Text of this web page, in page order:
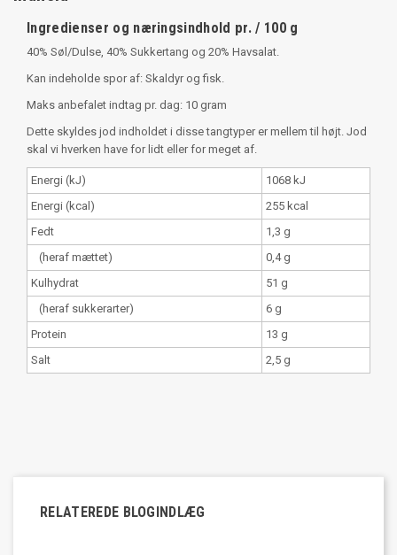
Ingredienser og næringsindhold pr. / 100 g
40% Søl/Dulse, 40% Sukkertang og 20% Havsalat.
Kan indeholde spor af: Skaldyr og fisk.
Maks anbefalet indtag pr. dag: 10 gram
Dette skyldes jod indholdet i disse tangtyper er mellem til højt. Jod
skal vi hverken have for lidt eller for meget af.
Energi (kJ)
1068 kJ
Energi (kcal)
255 kcal
Fedt
1,3 g
(heraf mættet)
0,4 g
Kulhydrat
51 g
(heraf sukkerarter)
6 g
Protein
13 g
Salt
2,5 g
RELATEREDE BLOGINDLÆG